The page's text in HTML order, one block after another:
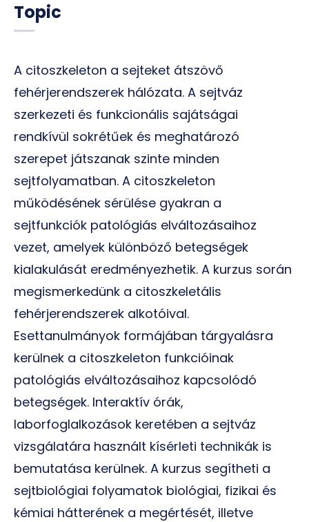
Topic
A citoszkeleton a sejteket átszövő
fehérjerendszerek hálózata. A sejtváz
szerkezeti és funkcionális sajátságai
rendkívül sokrétűek és meghatározó
szerepet játszanak szinte minden
sejtfolyamatban. A citoszkeleton
működésének sérülése gyakran a
sejtfunkciók patológiás elváltozásaihoz
vezet, amelyek különböző betegségek
kialakulását eredményezhetik. A kurzus során
megismerkedünk a citoszkeletális
fehérjerendszerek alkotóival.
Esettanulmányok formájában tárgyalásra
kerülnek a citoszkeleton funkcióinak
patológiás elváltozásaihoz kapcsolódó
betegségek. Interaktív órák,
laborfoglalkozások keretében a sejtváz
vizsgálatára használt kísérleti technikák is
bemutatása kerülnek. A kurzus segítheti a
sejtbiológiai folyamatok biológiai, fizikai és
kémiai hátterének a megértését, illetve